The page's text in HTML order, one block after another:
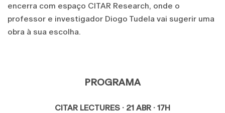
encerra com espaço CITAR Research, onde o
professor e investigador Diogo Tudela vai sugerir uma
obra à sua escolha.
PROGRAMA
CITAR LECTURES · 21 ABR · 17H